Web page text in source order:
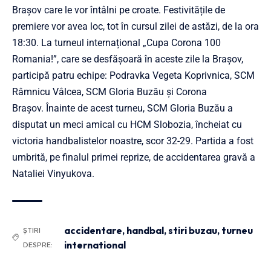
Braşov care le vor întâlni pe croate. Festivitățile de
premiere vor avea loc, tot în cursul zilei de astăzi, de la ora
18:30. La turneul internațional „Cupa Corona 100
Romania!”, care se desfăşoară în aceste zile la Braşov,
participă patru echipe: Podravka Vegeta Koprivnica, SCM
Râmnicu Vâlcea, SCM Gloria Buzău şi Corona
Braşov. Înainte de acest turneu, SCM Gloria Buzău a
disputat un meci amical cu HCM Slobozia, încheiat cu
victoria handbalistelor noastre, scor 32-29. Partida a fost
umbrită, pe finalul primei reprize, de accidentarea gravă a
Nataliei Vinyukova.
ȘTIRI
DESPRE:
accidentare, handbal,stiri buzau, turneu
international